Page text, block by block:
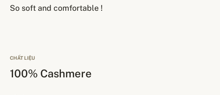
So soft and comfortable !
CHẤT LIỆU
100% Cashmere